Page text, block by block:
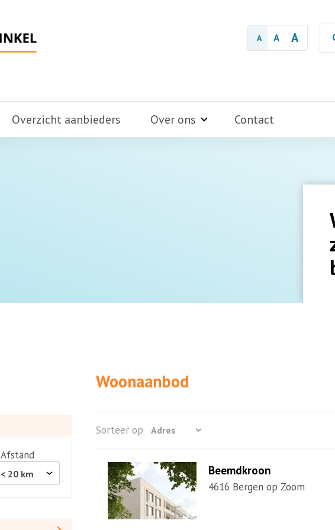
A A A
Overzicht aanbieders Over ons Contact
Afstand
Woonaanbod
Sorteer op
Beemdkroon
4616 Bergen op Zoom